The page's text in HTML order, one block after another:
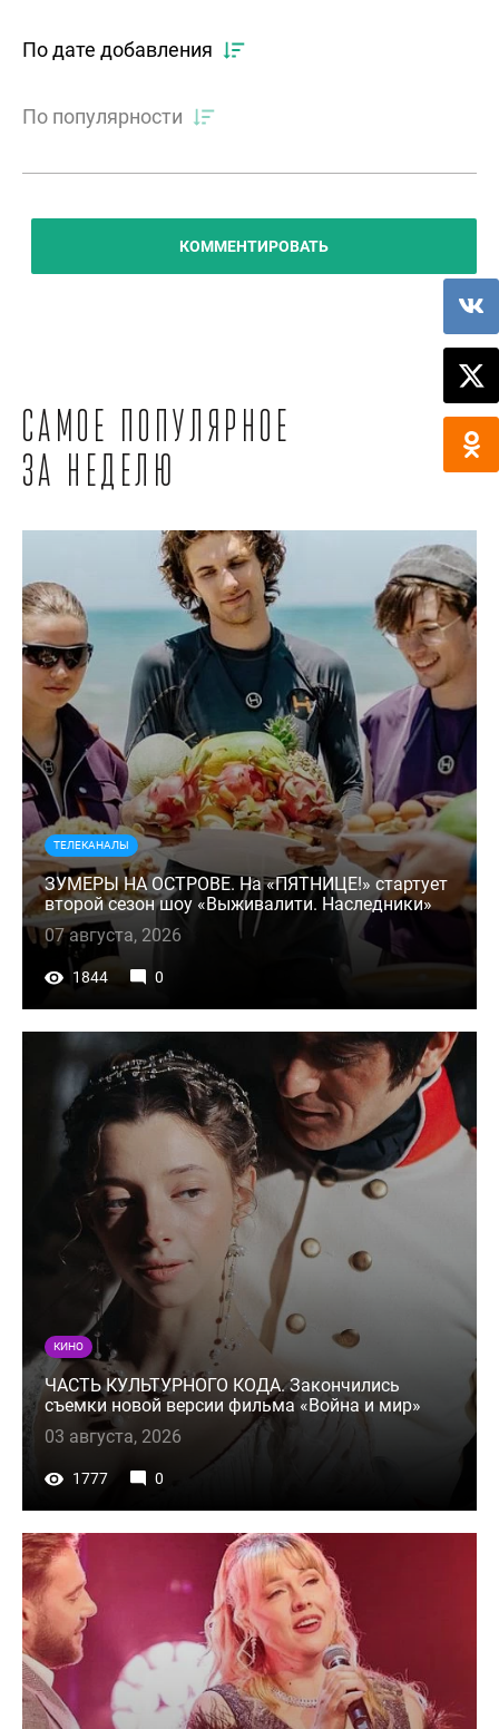
По дате добавления
По популярности
КОММЕНТИРОВАТЬ
Самое популярное
за неделю
ТЕЛЕКАНАЛЫ
ЗУМЕРЫ НА ОСТРОВЕ. На «ПЯТНИЦЕ!» стартует
второй сезон шоу «Выживалити. Наследники»
07 августа, 2026
1844 0
КИНО
ЧАСТЬ КУЛЬТУРНОГО КОДА. Закончились
съемки новой версии фильма «Война и мир»
03 августа, 2026
1777 0